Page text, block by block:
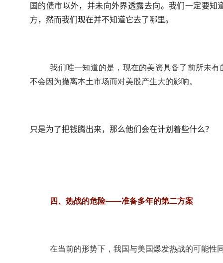
国的债市以外，并未向外界透露去向。我们一定要
方，然而我们现在并不知道它去了哪里。
我们唯一知道的是，现在的美资具备了前所未
不会因为撤离本土市场而对美股产生大的影响。
只是为了把钱腾出来，那么他们会在计划着些什么？
四、热战的危险——准备多年的第二方案
在当前的形势下，我国与美国爆发热战的可能性